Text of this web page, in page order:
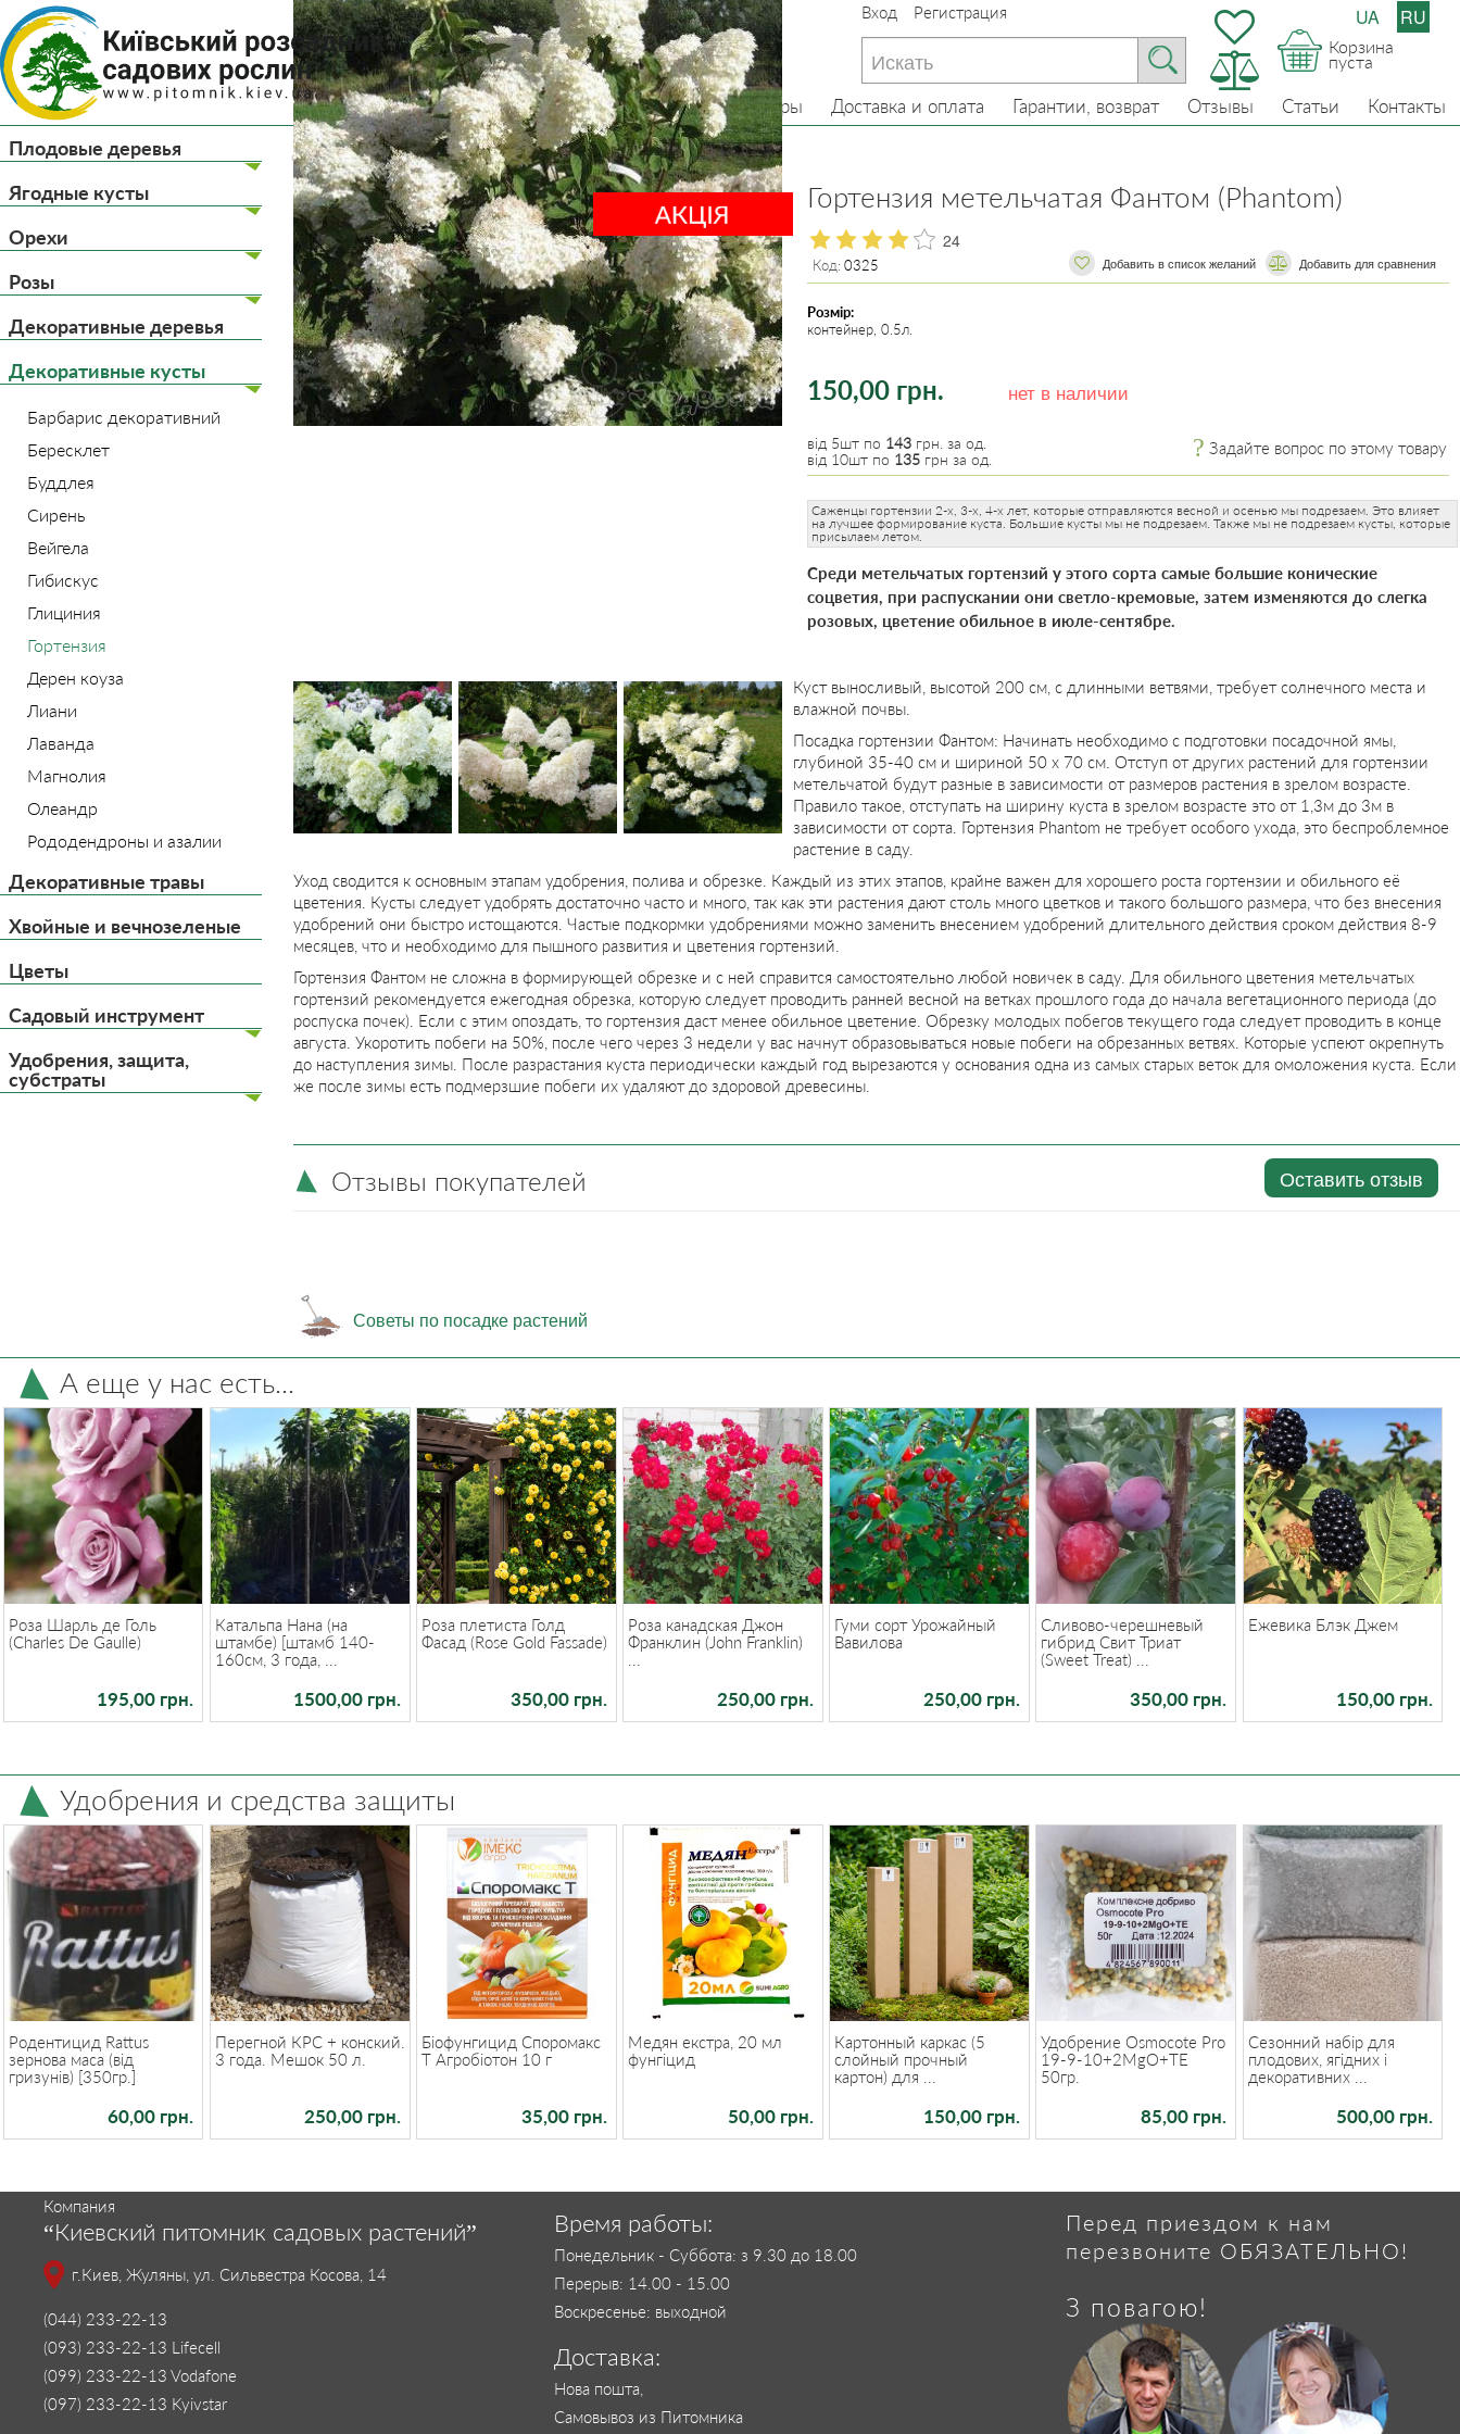
(044) 233-22-13
(097) 233-22-13
(093) 233-22-13
(099) 233-22-13
Вход Регистрация
Корзина
пуста
UA RU
Главная О нас Товары Доставка и оплата Гарантии, возврат Отзывы Статьи Контакты
Плодовые деревья
Ягодные кусты
Орехи
Розы
Декоративные деревья
Декоративные кусты
Барбарис декоративний
Бересклет
Буддлея
Сирень
Вейгела
Гибискус
Глициния
Гортензия
Дерен коуза
Лиани
Лаванда
Магнолия
Олеандр
Рододендроны и азалии
Декоративные травы
Хвойные и вечнозеленые
Цветы
Садовый инструмент
Удобрения, защита,
субстраты
Главная Декоративные кусты Гортензия
Гортензия метельчатая Фантом (Phantom)
24
Код: 0325
150,00 грн.
Добавить в список желаний ​​Добавить для сравнения
Розмір:
контейнер, 0.5л.
нет в наличии
від 5шт по 143 грн. за од.
від 10шт по 135 грн за од.
Задайте вопрос по этому товару
Саженцы гортензии 2-х, 3-х, 4-х лет, которые отправляются весной и осенью мы подрезаем. Это влияет
на лучшее формирование куста. Большие кусты мы не подрезаем. Также мы не подрезаем кусты, которые
присылаем летом.
Среди метельчатых гортензий у этого сорта самые большие конические
соцветия, при распускании они светло-кремовые, затем изменяются до слегка
розовых, цветение обильное в июле-сентябре.
Куст выносливый, высотой 200 см, с длинными ветвями, требует солнечного места и
влажной почвы.
Посадка гортензии Фантом: Начинать необходимо с подготовки посадочной ямы,
глубиной 35-40 см и шириной 50 х 70 см. Отступ от других растений для гортензии
метельчатой будут разные в зависимости от размеров растения в зрелом возрасте.
Правило такое, отступать на ширину куста в зрелом возрасте это от 1,3м до 3м в
зависимости от сорта. Гортензия Phantom не требует особого ухода, это беспроблемное
растение в саду.
Уход сводится к основным этапам удобрения, полива и обрезке. Каждый из этих этапов, крайне важен для хорошего роста гортензии и обильного её
цветения. Кусты следует удобрять достаточно часто и много, так как эти растения дают столь много цветков и такого большого размера, что без внесения
удобрений они быстро истощаются. Частые подкормки удобрениями можно заменить внесением удобрений длительного действия сроком действия 8-9
месяцев, что и необходимо для пышного развития и цветения гортензий.
Гортензия Фантом не сложна в формирующей обрезке и с ней справится самостоятельно любой новичек в саду. Для обильного цветения метельчатых
гортензий рекомендуется ежегодная обрезка, которую следует проводить ранней весной на ветках прошлого года до начала вегетационного периода (до
роспуска почек). Если с этим опоздать, то гортензия даст менее обильное цветение. Обрезку молодых побегов текущего года следует проводить в конце
августа. Укоротить побеги на 50%, после чего через 3 недели у вас начнут образовываться новые побеги на обрезанных ветвях. Которые успеют окрепнуть
до наступления зимы. После разрастания куста периодически каждый год вырезаются у основания одна из самых старых веток для омоложения куста. Если
же после зимы есть подмерзшие побеги их удаляют до здоровой древесины.
Оставить отзыв
Отзывы покупателей
Советы по посадке растений
А еще у нас есть...
Роза Шарль де Голь
(Charles De Gaulle)
195,00 грн.
Катальпа Нана (на
штамбе) [штамб 140-
160см, 3 года, ...
1500,00 грн.
Роза плетиста Голд
Фасад (Rose Gold Fassade)
350,00 грн.
Роза канадская Джон
Франклин (John Franklin)
250,00 грн.
Гуми сорт Урожайный
Вавилова
250,00 грн.
Сливово-черешневый
гибрид Свит Триат
(Sweet Treat) ...
350,00 грн.
Ежевика Блэк Джем
150,00 грн.
Удобрения и средства защиты
Родентицид Rattus
зернова маса (від
гризунів) [350гр.]
60,00 грн.
Перегной КРС + конский.
3 года. Мешок 50 л.
250,00 грн.
Біофунгицид Споромакс
Т Агробіотон 10 г
35,00 грн.
Медян екстра, 20 мл
фунгіцид
50,00 грн.
Картонный каркас (5
слойный прочный
картон) для ...
150,00 грн.
Удобрение Osmocote Pro
19-9-10+2MgO+TE
50гр.
85,00 грн.
Сезонний набір для
плодових, ягідних і
декоративних ...
500,00 грн.
Компания
“Киевский питомник садовых растений”
г.Киев, Жуляны, ул. Сильвестра Косова, 14
(044) 233-22-13
(093) 233-22-13 Lifecell
(099) 233-22-13 Vodafone
(097) 233-22-13 Kyivstar
Время работы:
Понедельник - Суббота: з 9.30 до 18.00
Перерыв: 14.00 - 15.00
Воскресенье: выходной
Доставка:
Нова пошта,
Самовывоз из Питомника
Перед приездом к нам
перезвоните ОБЯЗАТЕЛЬНО!
З повагою!